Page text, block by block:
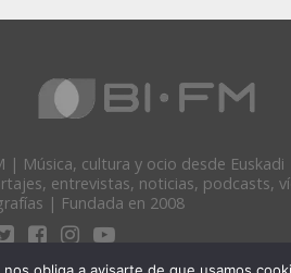
| Música, cultura y ocio desde Euskadi
entrevistas, noticias, podcasts,
| Fundada en 2008